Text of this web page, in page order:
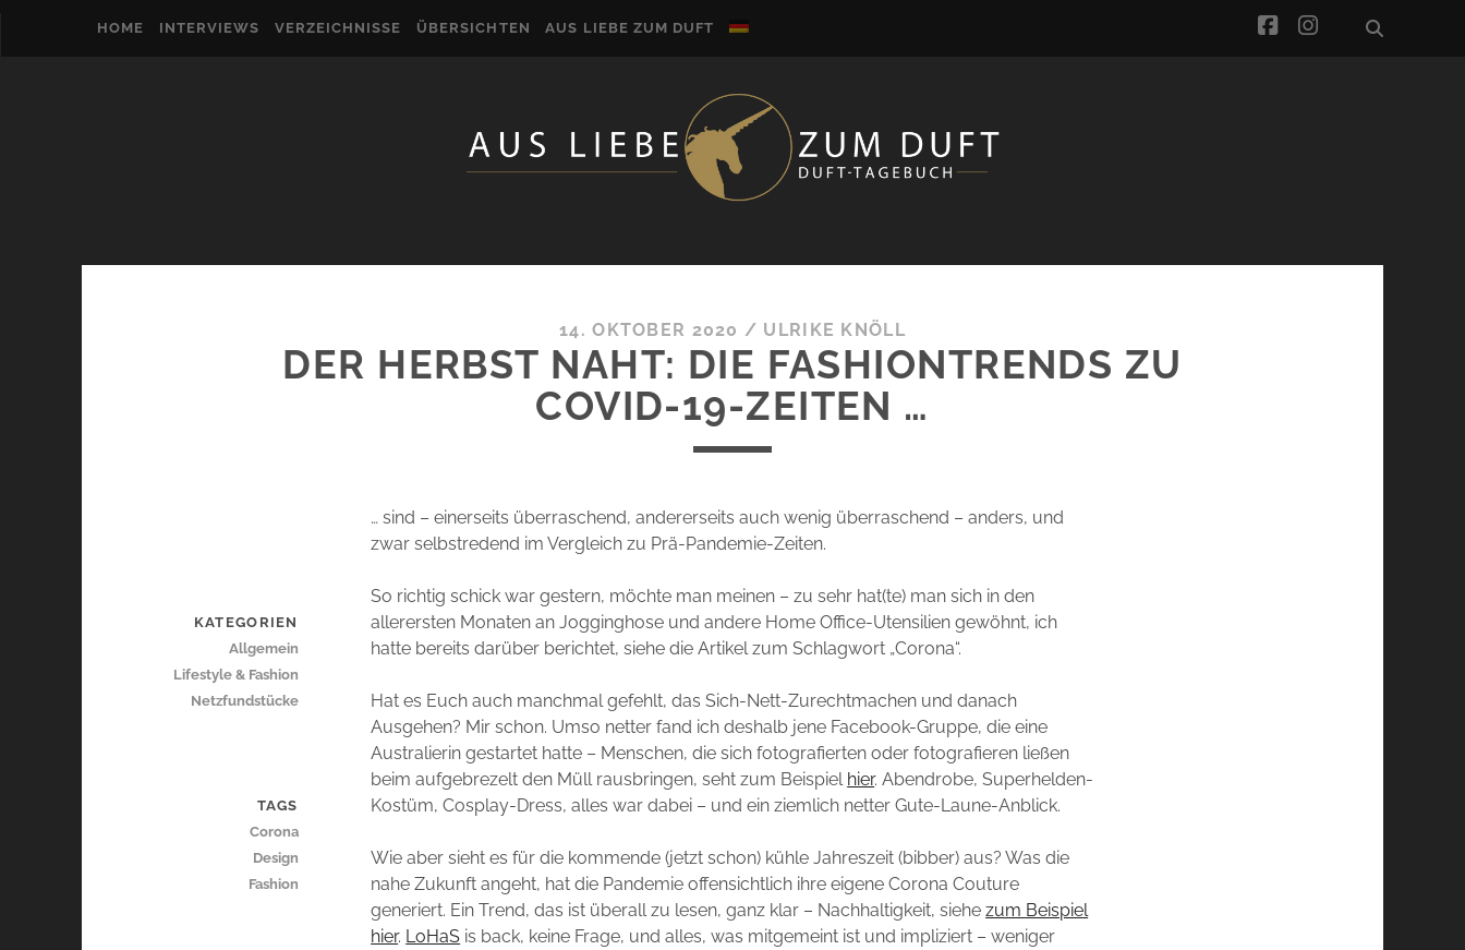
HOME INTERVIEWS VERZEICHNISSE ÜBERSICHTEN AUS LIEBE ZUM DUFT facebook
instagram
14. OKTOBER 2020 / ULRIKE KNÖLL
DER HERBST NAHT: DIE FASHIONTRENDS ZU
COVID-19-ZEITEN …
… sind – einerseits überraschend, andererseits auch wenig überraschend – anders, und
zwar selbstredend im Vergleich zu Prä-Pandemie-Zeiten.
So richtig schick war gestern, möchte man meinen – zu sehr hat(te) man sich in den
allerersten Monaten an Jogginghose und andere Home Office-Utensilien gewöhnt, ich
hatte bereits darüber berichtet, siehe die Artikel zum Schlagwort „Corona“.
Hat es Euch auch manchmal gefehlt, das Sich-Nett-Zurechtmachen und danach
Ausgehen? Mir schon. Umso netter fand ich deshalb jene Facebook-Gruppe, die eine
Australierin gestartet hatte – Menschen, die sich fotografierten oder fotografieren ließen
beim aufgebrezelt den Müll rausbringen, seht zum Beispiel hier. Abendrobe, Superhelden-
Kostüm, Cosplay-Dress, alles war dabei – und ein ziemlich netter Gute-Laune-Anblick.
Wie aber sieht es für die kommende (jetzt schon) kühle Jahreszeit (bibber) aus? Was die
nahe Zukunft angeht, hat die Pandemie offensichtlich ihre eigene Corona Couture
generiert. Ein Trend, das ist überall zu lesen, ganz klar – Nachhaltigkeit, siehezum Beispiel
hier. LoHaS is back, keine Frage, und alles, was mitgemeint ist und impliziert – weniger
KATEGORIEN
Allgemein
Lifestyle & Fashion
Netzfundstücke
TAGS
Corona
Design
Fashion